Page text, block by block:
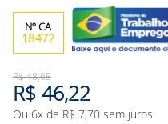
18472
R$48,65
R$ 46,22
Ou 6x de R$ 7,70 sem juros